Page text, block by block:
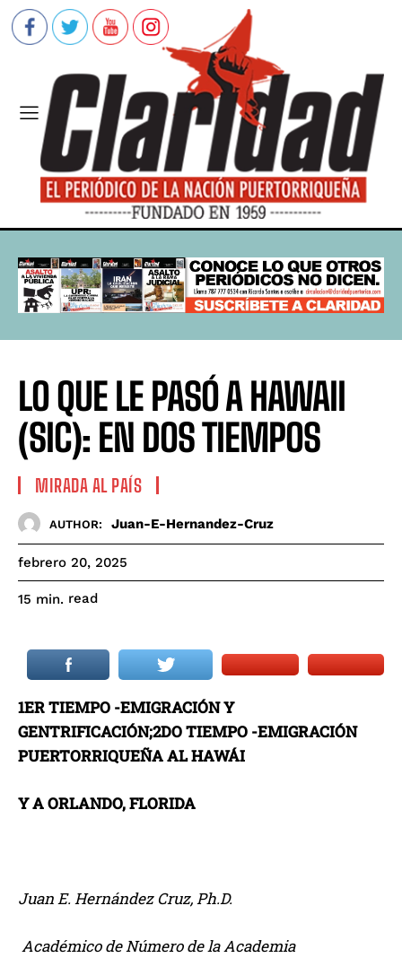
LO QUE LE PASÓ A HAWAII
(SIC): EN DOS TIEMPOS
MIRADA AL PAÍS
AUTHOR: Juan-E-Hernandez-Cruz
febrero 20, 2025
15 min. read
1ER TIEMPO -EMIGRACIÓN Y
GENTRIFICACIÓN;2DO TIEMPO -EMIGRACIÓN
PUERTORRIQUEÑA AL HAWÁI
Y A ORLANDO, FLORIDA
Juan E. Hernández Cruz, Ph.D.
Académico de Número de la Academia